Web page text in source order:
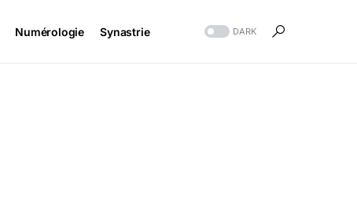
Numérologie Synastrie DARK